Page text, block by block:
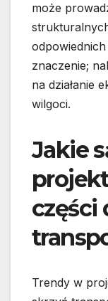
może
znaczenie;
na działanie
wilgoci.
Jakie
części
Trendy w